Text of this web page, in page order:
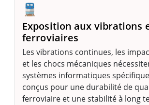
🚆
Exposition aux vibrations
ferroviaires
Les vibrations continues, les
et les chocs mécaniques
systèmes informatiques
conçus pour une durabilité de
ferroviaire et une stabilité à long